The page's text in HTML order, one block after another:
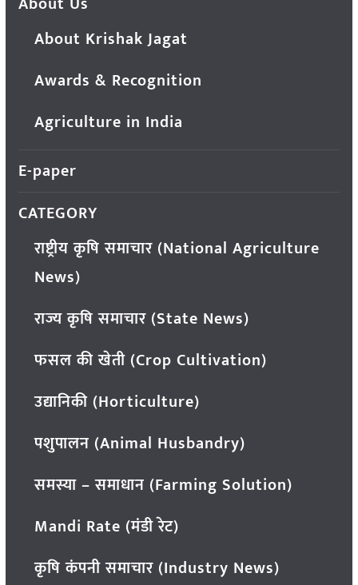
About Krishak Jagat
Awards & Recognition
Agriculture in India
E-paper
CATEGORY
राष्ट्रीय कृषि समाचार (National Agriculture
News)
राज्य कृषि समाचार (State News)
फसल की खेती (Crop Cultivation)
उद्यानिकी (Horticulture)
पशुपालन (Animal Husbandry)
समस्या – समाधान (Farming Solution)
Mandi Rate (मंडी रेट)
कृषि कंपनी समाचार (Industry News)